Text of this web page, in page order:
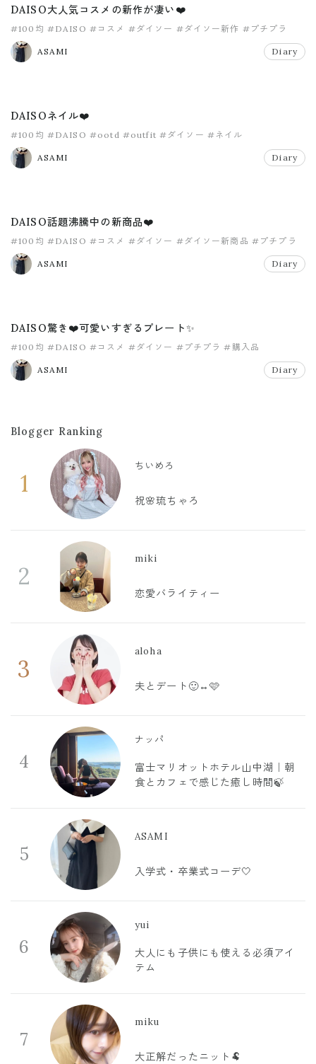
DAISO大人気コスメの新作が凄い❤️
#100均 #DAISO #コスメ #ダイソー #ダイソー新作 #プチプラ
ASAMI Diary
DAISOネイル❤️
#100均 #DAISO #ootd #outfit #ダイソー #ネイル
ASAMI Diary
DAISO話題沸騰中の新商品❤️
#100均 #DAISO #コスメ #ダイソー #ダイソー新商品 #プチプラ
ASAMI Diary
DAISO驚き❤️可愛いすぎるプレート✨
#100均 #DAISO #コスメ #ダイソー #プチプラ #購入品
ASAMI Diary
Blogger Ranking
1
ちいめろ
祝🌸琉ちゃろ
2
miki
恋愛バライティー
3
aloha
夫とデート🙂‍↔️🩷
4
ナッパ
富士マリオットホテル山中湖｜朝
食とカフェで感じた癒し時間🍃
5
ASAMI
入学式・卒業式コーデ🤍
6
yui
大人にも子供にも使える必須アイ
テム
7
miku
大正解だったニット🐏